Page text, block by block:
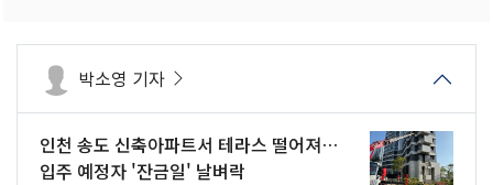
박소영 기자
인천 송도 신축아파트서 테라스 떨어져…
입주 예정자 '잔금일' 날벼락